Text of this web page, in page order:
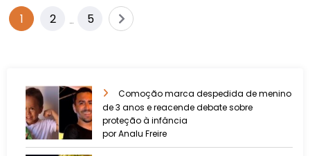
1 2 5
Comoção marca despedida de menino
de 3 anos e reacende debate sobre
proteção à infância
por Analu Freire